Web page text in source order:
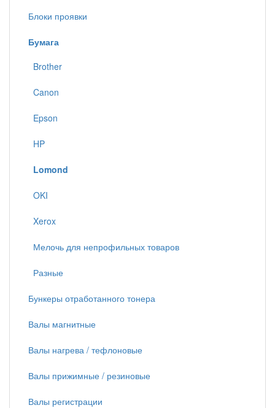
Блоки проявки
Бумага
Brother
Canon
Epson
HP
Lomond
OKI
Xerox
Мелочь для непрофильных товаров
Разные
Бункеры отработанного тонера
Валы магнитные
Валы нагрева / тефлоновые
Валы прижимные / резиновые
Валы регистрации